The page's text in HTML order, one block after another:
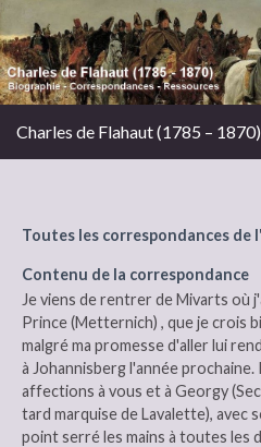
Charles de Flahaut (1785 – 1870)
Toutes les correspondances de
Contenu de la correspondance
Je viens de rentrer de Mivarts où
Prince (Metternich) , que je crois
malgré ma promesse d'aller lui
à Johannisberg l'année prochaine.
affections à vous et à Georgy
tard marquise de Lavalette), avec
point serré les mains à toutes les